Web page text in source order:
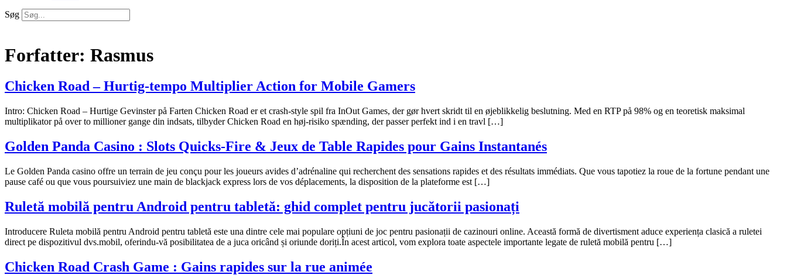
Søg
Forfatter: Rasmus
Chicken Road – Hurtig‑tempo Multiplier Action for Mobile Gamers
Intro: Chicken Road – Hurtige Gevinster på Farten Chicken Road er et crash‑style spil fra InOut Games, der gør hvert skridt til en øjeblikkelig beslutning. Med en RTP på 98% og en teoretisk maksimal
multiplikator på over to millioner gange din indsats, tilbyder Chicken Road en høj‑risiko spænding, der passer perfekt ind i en travl […]
Golden Panda Casino : Slots Quicks‑Fire & Jeux de Table Rapides pour Gains Instantanés
Le Golden Panda casino offre un terrain de jeu conçu pour les joueurs avides d’adrénaline qui recherchent des sensations rapides et des résultats immédiats. Que vous tapotiez la roue de la fortune pendant une
pause café ou que vous poursuiviez une main de blackjack express lors de vos déplacements, la disposition de la plateforme est […]
Ruletă mobilă pentru Android pentru tabletă: ghid complet pentru jucătorii pasionați
Introducere Ruleta mobilă pentru Android pentru tabletă este una dintre cele mai populare opțiuni de joc pentru pasionații de cazinouri online. Această formă de divertisment aduce experiența clasică a ruletei
direct pe dispozitivul dvs.mobil, oferindu-vă posibilitatea de a juca oricând și oriunde doriți.În acest articol, vom explora toate aspectele importante legate de ruletă mobilă pentru […]
Chicken Road Crash Game : Gains rapides sur la rue animée